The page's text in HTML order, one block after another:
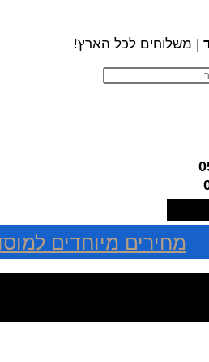
| משלוחים לכל הארץ!
מחירים מיוחדים